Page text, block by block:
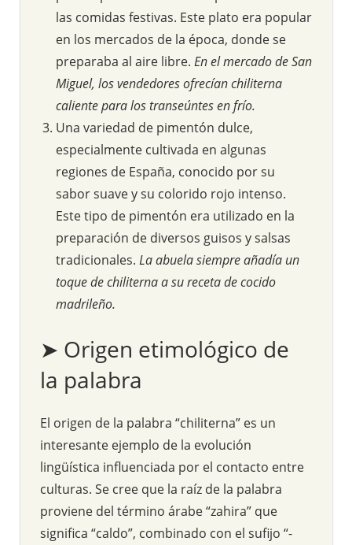
las comidas festivas. Este plato era popular
en los mercados de la época, donde se
preparaba al aire libre. En el mercado de San
Miguel, los vendedores ofrecían chiliterna
caliente para los transeúntes en frío.
Una variedad de pimentón dulce,
especialmente cultivada en algunas
regiones de España, conocido por su
sabor suave y su colorido rojo intenso.
Este tipo de pimentón era utilizado en la
preparación de diversos guisos y salsas
tradicionales. La abuela siempre añadía un
toque de chiliterna a su receta de cocido
madrileño.
➤ Origen etimológico de
la palabra
El origen de la palabra “chiliterna” es un
interesante ejemplo de la evolución
lingüística influenciada por el contacto entre
culturas. Se cree que la raíz de la palabra
proviene del término árabe “zahira” que
significa “caldo”, combinado con el sufijo “-